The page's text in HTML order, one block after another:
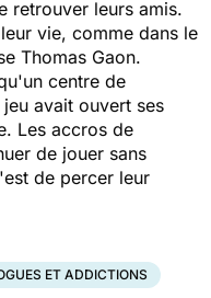
retrouver leurs amis.
vie, comme dans le
Thomas Gaon.
centre de
avait ouvert ses
Les accros de
de jouer sans
de percer leur
ET ADDICTIONS